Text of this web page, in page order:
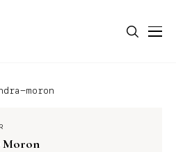
moron
Moron